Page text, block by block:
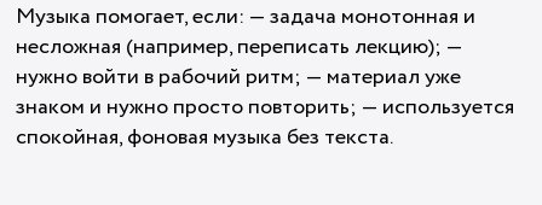
Музыка помогает, если: — задача монотонная и
несложная (например, переписать лекцию); —
нужно войти в рабочий ритм; — материал уже
знаком и нужно просто повторить; — используется
спокойная, фоновая музыка без текста.